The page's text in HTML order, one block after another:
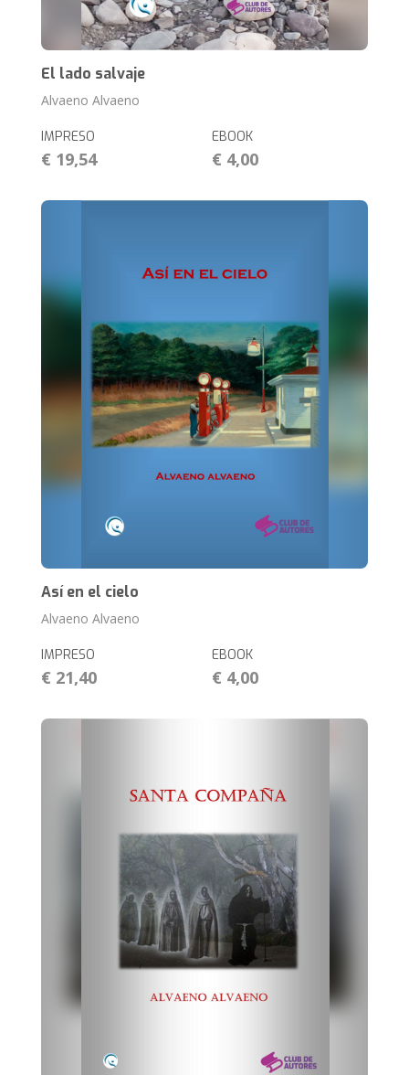
El lado salvaje
Alvaeno Alvaeno
IMPRESO
€ 19,54
EBOOK
€ 4,00
Así en el cielo
Alvaeno Alvaeno
IMPRESO
€ 21,40
EBOOK
€ 4,00